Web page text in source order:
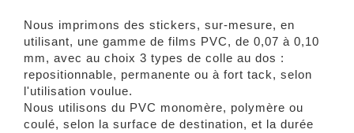
Nous imprimons des stickers, sur-mesure, en
utilisant, une gamme de films PVC, de 0,07 à 0,10
mm, avec au choix 3 types de colle au dos :
repositionnable, permanente ou à fort tack, selon
l'utilisation voulue.
Nous utilisons du PVC monomère, polymère ou
coulé, selon la surface de destination, et la durée